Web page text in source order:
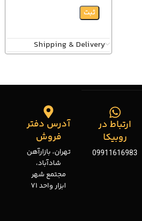
Shipping & Delivery
ارتباط در
روبیکا
09911616983
آدرس دفتر
فروش
تهران، بازارآهن
شادآباد،
مجتمع شهر
ابزار واحد 71